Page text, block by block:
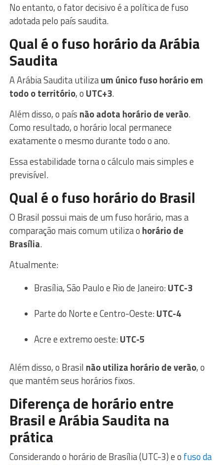
No entanto, o fator decisivo é a política de fuso
adotada pelo país saudita.
Qual é o fuso horário da Arábia
Saudita
A Arábia Saudita utilizaum único fuso horário em
todo o território, o UTC+3.
Além disso, o país não adota horário de verão.
Como resultado, o horário local permanece
exatamente o mesmo durante todo o ano.
Essa estabilidade torna o cálculo mais simples e
previsível.
Qual é o fuso horário do Brasil
O Brasil possui mais de um fuso horário, mas a
comparação mais comum utiliza o horário de
Brasília.
Atualmente:
Brasília, São Paulo e Rio de Janeiro:UTC-3
Parte do Norte e Centro-Oeste:UTC-4
Acre e extremo oeste:UTC-5
Além disso, o Brasil não utiliza horário de verão, o
que mantém seus horários fixos.
Diferença de horário entre
Brasil e Arábia Saudita na
prática
Considerando o horário de Brasília (UTC-3) e o fuso da